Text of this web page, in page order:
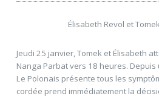
Élisabeth Revol et
Jeudi 25 janvier, Tomek et Élisabeth
Nanga Parbat vers 18 heures.
Le Polonais présente tous les
cordée prend immédiatement la